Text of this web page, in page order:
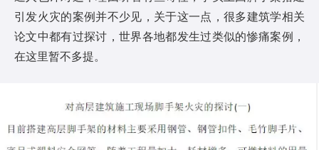
引发火灾的案例并不少见，关于这一点，很多建筑学相关
论文中都有过探讨，世界各地都发生过类似的惨痛案例，
在这里暂不多提。